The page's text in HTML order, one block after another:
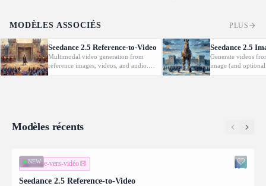
MODÈLES ASSOCIÉS PLUS
Seedance 2.5 Reference-to-Video
Multimodal video generation from
reference images, videos, and audio.
Supports video editing and extension.
Seedance 2.5
Generate videos
image (and
with native audio.
Modèles récents
NEW
image-vers-vidéo
Seedance 2.5 Reference-to-Video